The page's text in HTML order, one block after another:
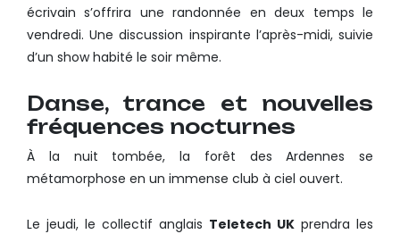
écrivain s’offrira une randonnée en deux temps le
vendredi. Une discussion inspirante l’après-midi, suivie
d’un show habité le soir même.
Danse, trance et nouvelles
fréquences nocturnes
À la nuit tombée, la forêt des Ardennes se
métamorphose en un immense club à ciel ouvert.
Le jeudi, le collectif anglais Teletech UK prendra les